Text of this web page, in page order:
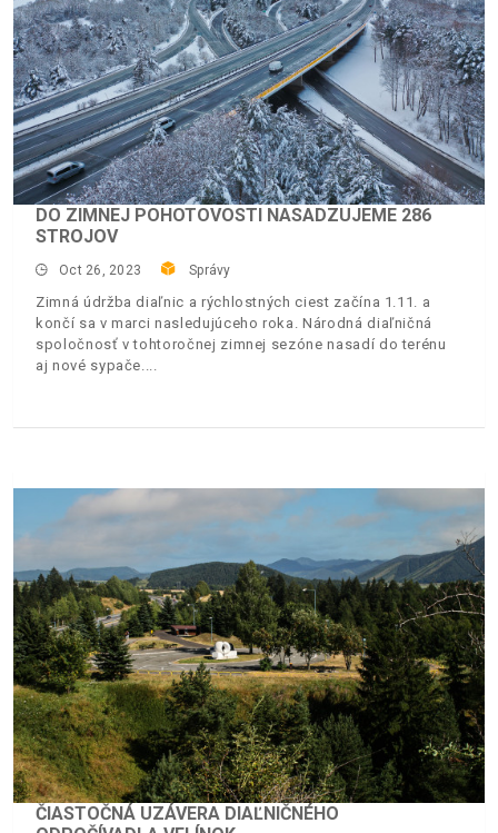
DO ZIMNEJ POHOTOVOSTI NASADZUJEME 286
STROJOV
Oct 26, 2023 Správy
Zimná údržba diaľnic a rýchlostných ciest začína 1.11. a
končí sa v marci nasledujúceho roka. Národná diaľničná
spoločnosť v tohtoročnej zimnej sezóne nasadí do terénu
aj nové sypače.
ČIASTOČNÁ UZÁVERA DIAĽNIČNÉHO